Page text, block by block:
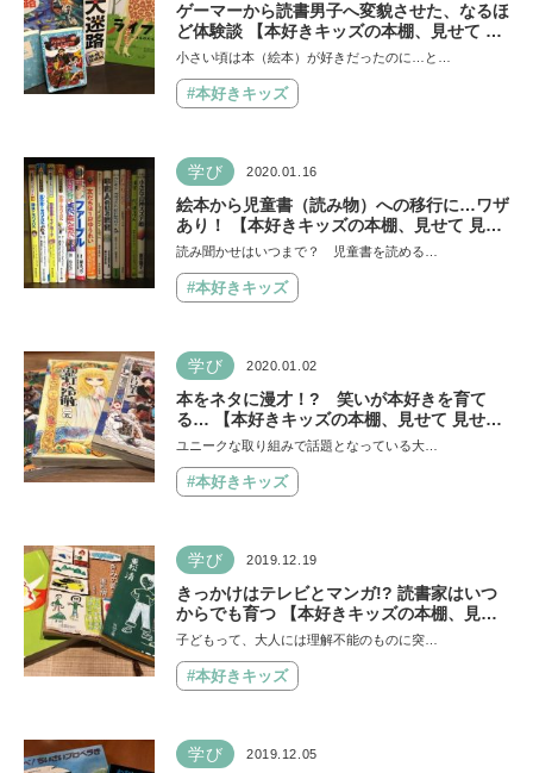
ゲーマーから読書男子へ変貌させた、なるほ
ど体験談 【本好きキッズの本棚、見せて 見
せて！第20回】
小さい頃は本（絵本）が好きだったのに…と…
#本好きキッズ
学び 2020.01.16
絵本から児童書（読み物）への移行に…ワザ
あり！ 【本好きキッズの本棚、見せて 見せ
て！第19回】
読み聞かせはいつまで？ 児童書を読める…
#本好きキッズ
学び 2020.01.02
本をネタに漫才！? 笑いが本好きを育て
る… 【本好きキッズの本棚、見せて 見せ
て！第18回】
ユニークな取り組みで話題となっている大…
#本好きキッズ
学び 2019.12.19
きっかけはテレビとマンガ!? 読書家はいつ
からでも育つ 【本好きキッズの本棚、見せ
て 見せて！第17回】
子どもって、大人には理解不能のものに突…
#本好きキッズ
学び 2019.12.05